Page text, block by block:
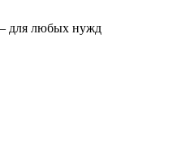
для любых нужд